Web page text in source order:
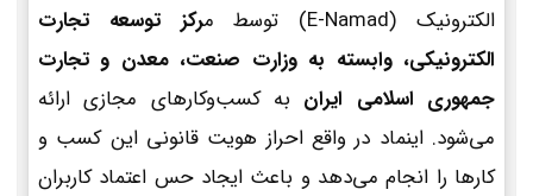
الکترونیک (E-Namad) توسط م
رکز توسعه تجارت
الکترونیکی، وابسته به وزارت صنعت، معدن و تجارت
جمهوری اسلامی ایران به کسب‌وکارهای مجازی ارائه
می‌شود. اینماد در واقع احراز هویت قانونی این کسب و
کارها را انجام می‌دهد و باعث ایجاد حس اعتماد کاربران